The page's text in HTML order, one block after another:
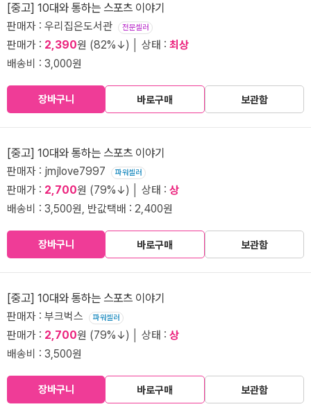
[중고] 10대와 통하는 스포츠 이야기
판매자 : 우리집은도서관 전문셀러
판매가 : 2,390원 (82%↓) │ 상태 : 최상
배송비 : 3,000원
장바구니 바로구매 보관함
[중고] 10대와 통하는 스포츠 이야기
판매자 : jmjlove7997 파워셀러
판매가 : 2,700원 (79%↓) │ 상태 : 상
배송비 : 3,500원, 반값택배 : 2,400원
장바구니 바로구매 보관함
[중고] 10대와 통하는 스포츠 이야기
판매자 : 부크벅스 파워셀러
판매가 : 2,700원 (79%↓) │ 상태 : 상
배송비 : 3,500원
장바구니 바로구매 보관함